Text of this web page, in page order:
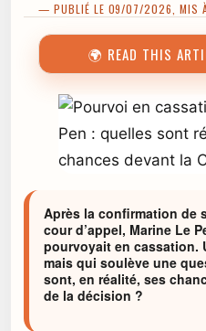
— PUBLIÉ LE 09/07/2026, MIS
🌍 READ THIS
Après la confirmation de
cour d’appel, Marine Le
pourvoyait en cassation.
mais qui soulève une
sont, en réalité, ses
de la décision ?